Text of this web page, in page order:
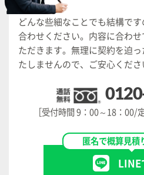
どんな些細なことでも結構で
合わせください。 内容に合わ
ただきます。 無理に契約を迫
たしませんので、ご安心くださ
［受付時間 9：00～18：00/
匿名で概算見積
LINE